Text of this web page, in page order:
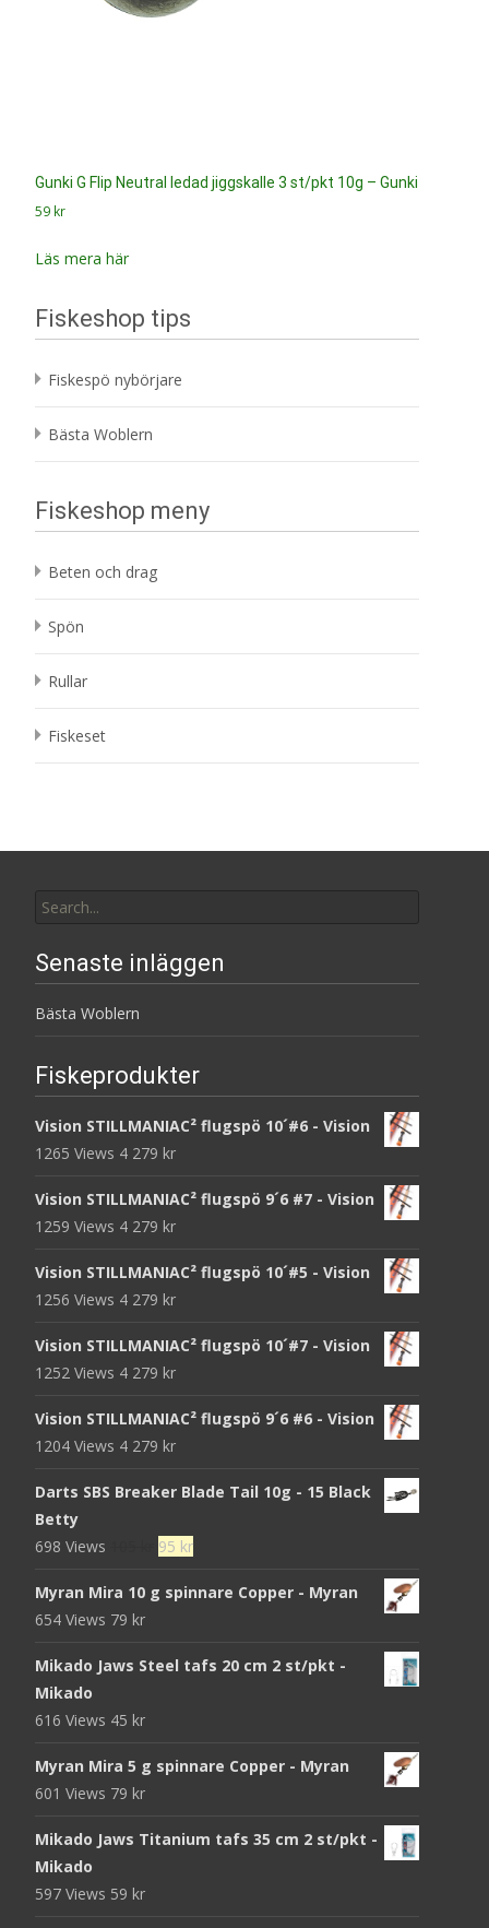
Gunki G Flip Neutral ledad jiggskalle 3 st/pkt 10g – Gunki
59 kr
Läs mera här
Fiskeshop tips
Fiskespö nybörjare
Bästa Woblern
Fiskeshop meny
Beten och drag
Spön
Rullar
Fiskeset
for:
Senaste inläggen
Bästa Woblern
Fiskeprodukter
Vision STILLMANIAC² flugspö 10´#6 - Vision
1265 Views 4 279 kr
Vision STILLMANIAC² flugspö 9´6 #7 - Vision
1259 Views 4 279 kr
Vision STILLMANIAC² flugspö 10´#5 - Vision
1256 Views 4 279 kr
Vision STILLMANIAC² flugspö 10´#7 - Vision
1252 Views 4 279 kr
Vision STILLMANIAC² flugspö 9´6 #6 - Vision
1204 Views 4 279 kr
Darts SBS Breaker Blade Tail 10g - 15 Black
Betty
698 Views
Det
priset
95 krDet
priset
Myran Mira 10 g spinnare Copper - Myran
654 Views 79 kr
Mikado Jaws Steel tafs 20 cm 2 st/pkt -
Mikado
616 Views 45 kr
Myran Mira 5 g spinnare Copper - Myran
601 Views 79 kr
Mikado Jaws Titanium tafs 35 cm 2 st/pkt -
Mikado
597 Views 59 kr